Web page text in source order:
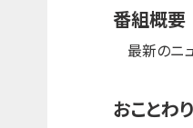
番組概要
最新のニ
おことわり